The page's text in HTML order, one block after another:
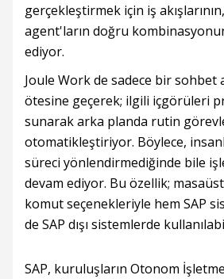
gerçekleştirmek için iş
agent'ların doğru
ediyor.
Joule Work de sadece bir sohbet
ötesine geçerek; ilgili içgörüleri
sunarak arka planda rutin
otomatikleştiriyor. Böylece,
süreci yönlendirmediğinde bile
devam ediyor. Bu özellik;
komut seçenekleriyle hem SAP
de SAP dışı sistemlerde
SAP, kuruluşların Otonom